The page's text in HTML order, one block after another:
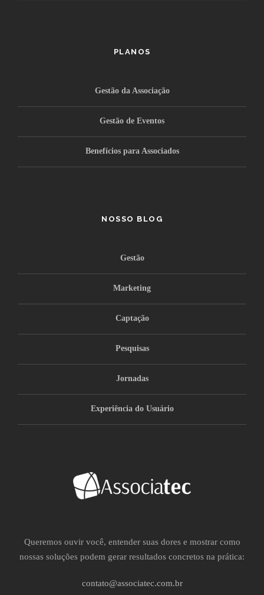
PLANOS
Gestão da Associação
Gestão de Eventos
Benefícios para Associados
NOSSO BLOG
Gestão
Marketing
Captação
Pesquisas
Jornadas
Experiência do Usuário
Queremos ouvir você, entender suas dores e mostrar como
nossas soluções podem gerar resultados concretos na prática:
contato@associatec.com.br